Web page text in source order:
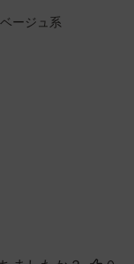
ベージュ系